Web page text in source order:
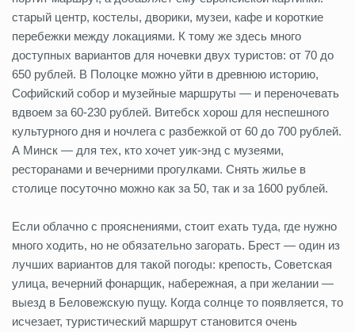
старый центр, костелы, дворики, музеи, кафе и короткие
перебежки между локациями. К тому же здесь много
доступных вариантов для ночевки двух туристов: от 70 до
650 рублей. В Полоцке можно уйти в древнюю историю,
Софийский собор и музейные маршруты — и переночевать
вдвоем за 60-230 рублей. Витебск хорош для неспешного
культурного дня и ночлега с разбежкой от 60 до 700 рублей.
А Минск — для тех, кто хочет уик-энд с музеями,
ресторанами и вечерними прогулками. Снять жилье в
столице посуточно можно как за 50, так и за 1600 рублей.
Если облачно с прояснениями, стоит ехать туда, где нужно
много ходить, но не обязательно загорать. Брест — один из
лучших вариантов для такой погоды: крепость, Советская
улица, вечерний фонарщик, набережная, а при желании —
выезд в Беловежскую пущу. Когда солнце то появляется, то
исчезает, туристический маршрут становится очень